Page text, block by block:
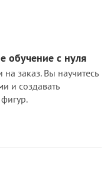
обучение с нуля
заказ. Вы научитесь
и создавать